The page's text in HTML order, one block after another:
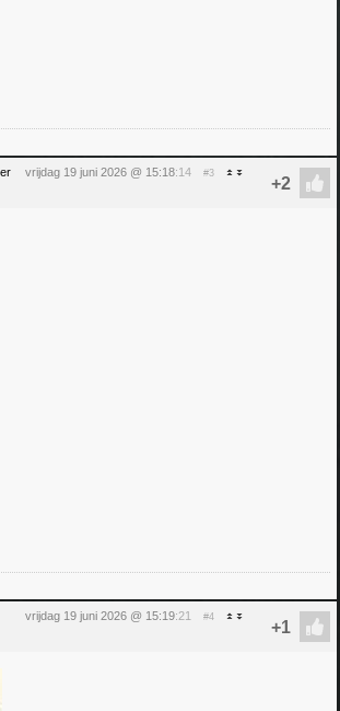
vrijdag 19 juni 2026 @ 15:18:14 #3
vrijdag 19 juni 2026 @ 15:19:21 #4